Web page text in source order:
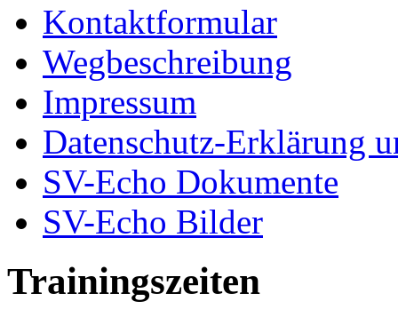
Kontaktformular
Wegbeschreibung
Impressum
Datenschutz-Erklärung
SV-Echo Dokumente
SV-Echo Bilder
Trainingszeiten